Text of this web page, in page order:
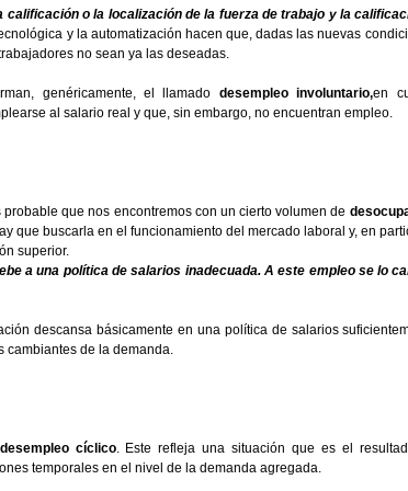
calificación o la localización de la fuerza de trabajo y la
y la automatización hacen que, dadas las nuevas
no sean ya las deseadas.
genéricamente, el llamado desempleo involuntario,en
al salario real y que, sin embargo, no encuentran empleo.
que nos encontremos con un cierto volumen de
que buscarla en el funcionamiento del mercado laboral y, en
superior.
a una política de salarios inadecuada. A este empleo se lo
descansa básicamente en una política de salarios
cambiantes de la demanda.
desempleo cíclico. Este refleja una situación que es el
temporales en el nivel de la demanda agregada.